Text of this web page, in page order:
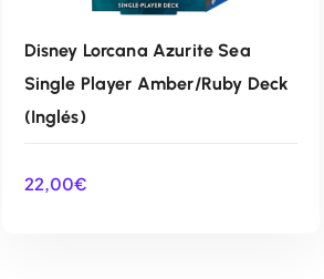
Disney Lorcana Azurite Sea
Single Player Amber/Ruby Deck
(Inglés)
22,00€